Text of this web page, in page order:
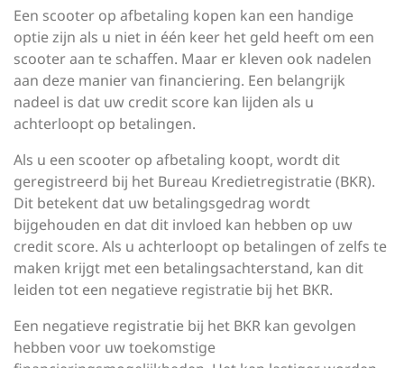
Een scooter op afbetaling kopen kan een handige
optie zijn als u niet in één keer het geld heeft om een
scooter aan te schaffen. Maar er kleven ook nadelen
aan deze manier van financiering. Een belangrijk
nadeel is dat uw credit score kan lijden als u
achterloopt op betalingen.
Als u een scooter op afbetaling koopt, wordt dit
geregistreerd bij het Bureau Kredietregistratie (BKR).
Dit betekent dat uw betalingsgedrag wordt
bijgehouden en dat dit invloed kan hebben op uw
credit score. Als u achterloopt op betalingen of zelfs te
maken krijgt met een betalingsachterstand, kan dit
leiden tot een negatieve registratie bij het BKR.
Een negatieve registratie bij het BKR kan gevolgen
hebben voor uw toekomstige